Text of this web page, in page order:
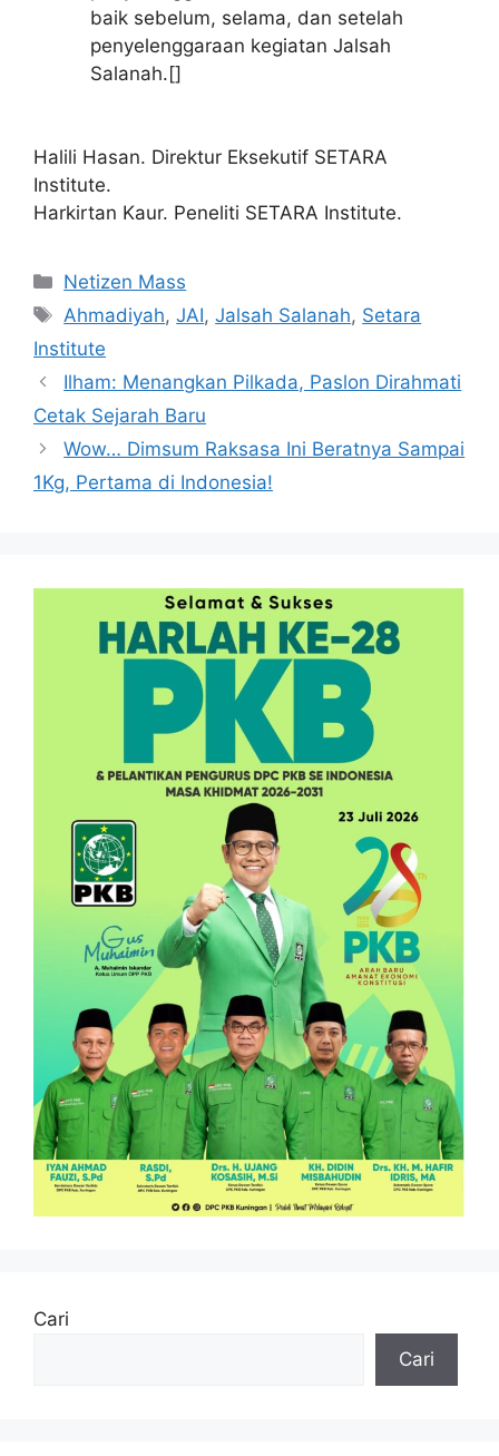
baik sebelum, selama, dan setelah
penyelenggaraan kegiatan Jalsah
Salanah.[]
Halili Hasan. Direktur Eksekutif SETARA
Institute.
Harkirtan Kaur. Peneliti SETARA Institute.
Kategori
Netizen Mass
Tag
Ahmadiyah,JAI,Jalsah Salanah, Setara
Institute
Ilham: Menangkan Pilkada, Paslon Dirahmati
Cetak Sejarah Baru
Wow… Dimsum Raksasa Ini Beratnya Sampai
1Kg, Pertama di Indonesia!
Cari
Cari